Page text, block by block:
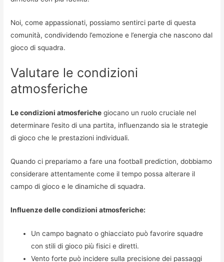
Noi, come appassionati, possiamo sentirci parte di questa
comunità, condividendo l’emozione e l’energia che nascono dal
gioco di squadra.
Valutare le condizioni
atmosferiche
Le condizioni atmosferiche giocano un ruolo cruciale nel
determinare l’esito di una partita, influenzando sia le strategie
di gioco che le prestazioni individuali.
Quando ci prepariamo a fare una football prediction, dobbiamo
considerare attentamente come il tempo possa alterare il
campo di gioco e le dinamiche di squadra.
Influenze delle condizioni atmosferiche:
Un campo bagnato o ghiacciato può favorire squadre
con stili di gioco più fisici e diretti.
Vento forte può incidere sulla precisione dei passaggi